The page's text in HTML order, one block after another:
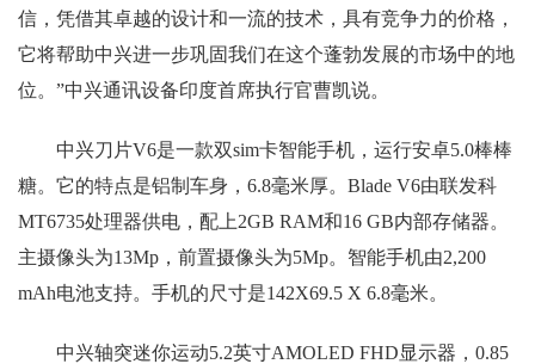
信，凭借其卓越的设计和一流的技术，具有竞争力的价格，
它将帮助中兴进一步巩固我们在这个蓬勃发展的市场中的地
位。”中兴通讯设备印度首席执行官曹凯说。
中兴刀片V6是一款双sim卡智能手机，运行安卓5.0棒棒
糖。它的特点是铝制车身，6.8毫米厚。Blade V6由联发科
MT6735处理器供电，配上2GB RAM和16 GB内部存储器。
主摄像头为13Mp，前置摄像头为5Mp。智能手机由2,200
mAh电池支持。手机的尺寸是142X69.5 X 6.8毫米。
中兴轴突迷你运动5.2英寸AMOLED FHD显示器，0.85